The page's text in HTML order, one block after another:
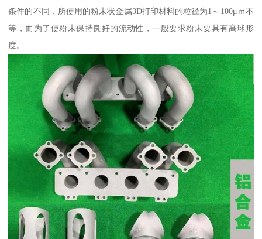
条件的不同，所使用的粉末状金属3D打印材料的粒径为1～100μｍ不
等，而为了使粉末保持良好的流动性，一般要求粉末要具有高球形
度。